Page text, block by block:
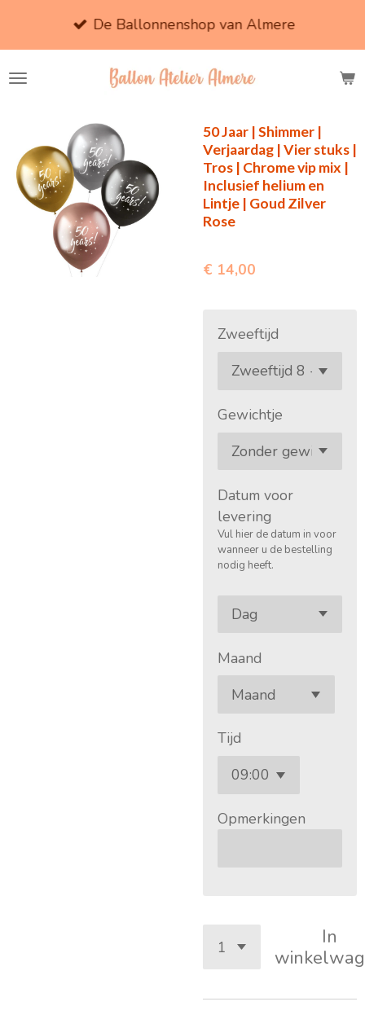
de
De Ballonnenshop van Almere
50 Jaar | Shimmer |
Verjaardag | Vier stuks |
Tros | Chrome vip mix |
Inclusief helium en
Lintje | Goud Zilver
Rose
€ 14,00
Zweeftijd
Gewichtje
Datum voor
levering
Vul hier de datum in voor
wanneer u de bestelling
nodig heeft.
Maand
Tijd
Opmerkingen
In